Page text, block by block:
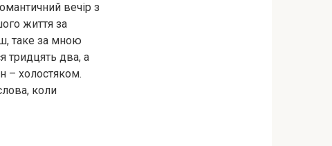
вечір з
життя за
таке за мною
тридцять два, а
– холостяком.
коли